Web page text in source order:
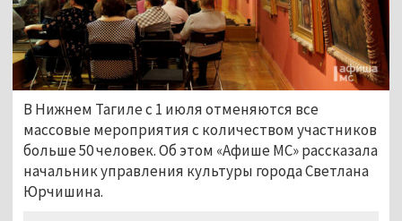
В Нижнем Тагиле с 1 июля отменяются все
массовые мероприятия с количеством участников
больше 50 человек. Об этом «Афише МС» рассказала
начальник управления культуры города Светлана
Юрчишина.